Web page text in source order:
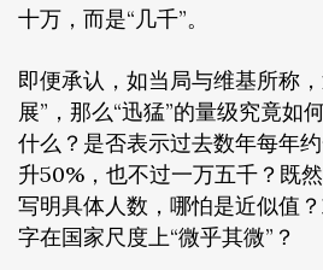
十万，而是“几千”。
即便承认，如当局与维基所称
展”，那么“迅猛”的量级究竟如
什么？是否表示过去数年每年
升50%，也不过一万五千？既
写明具体人数，哪怕是近似值
字在国家尺度上“微乎其微”？